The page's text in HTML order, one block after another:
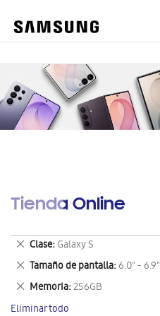
Tienda Online
Clase Galaxy S
Eliminar
este
artículo
Tamaño de pantalla 6.0" - 6.9"
Eliminar
este
artículo
Memoria 256GB
Eliminar
este
Eliminar todo